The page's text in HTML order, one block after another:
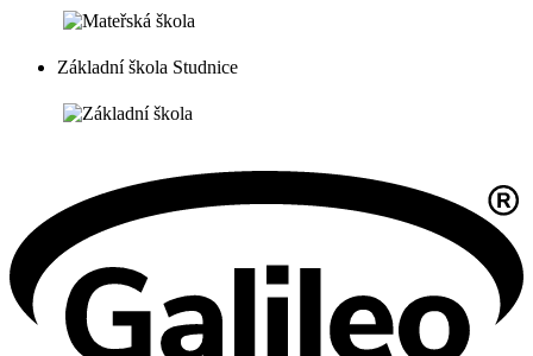
Základní škola Studnice